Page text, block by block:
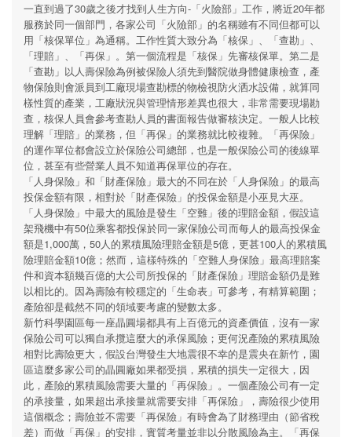
一直到過了30歲之後才找到人生方向-「火險部」工作，將近20年都
服務於同一個部門，各家公司「火險部」的名稱雖有不同但都可以
用「核保單位」為通稱。工作性質大致分為「核保」、「查勘」、
「理賠」、「再保」。第一個流程是「核保」先審核保單。第二是
「查勘」以人壽保險為例被保險人須先到醫院做身體健康檢查，產
物保險則會派員到工廠現場查勘標的物檢視防火洒水設備，就算同
樣性質的產業，工廠狀況與管理情形差異也很大，非常需要現場勘
查，核保人員會參考查勘人員的書面報告做審核決定。一般人比較
理解「理賠」的業務，但「再保」的業務就比較複雜。「再保險」
的運作單位都會設立於保險公司總部，也是一般保險公司的後線單
位，甚至有些營業人員不知道再保單位的存在。
「人身保險」和「財產保險」最大的不同在於「人身保險」的最高
投保金額有限，相對於「財產保險」的投保金額是小巫見大巫。
「人身保險」中最大的風險是發生「空難」後的理賠金額，假設這
架飛機中有50位乘客都投保於同一家保險公司而每人的最高投保金
額是1,000萬，50人的累積風險理賠金額是5億，更甚100人的累積風
險理賠金額10億；然而，這樣特殊的「空難人身保險」最高理賠案
件和資本額幾百億的大公司所投保的「財產保險」理賠金額仍是難
以相比的。因為壽險有較穩定的「生命表」可參考，有精算範圍；
產險卻是截然不同的領域要考慮的變數太多。
新竹科學園區每一座晶圓場都具有上百億元的資產價值，沒有一家
保險公司可以獨自承攬這麼大的承保風險；更何況產險的累積風險
相對比壽險更大，假設台灣發生大地震很不幸的是震央在新竹，園
區這麼多家公司的晶圓廠如果都受損，累積的損失一定很大，因
此，產險的累積風險需要大量的「再保險」。一個產險公司有一定
的承接量，如果超出承接量就需要安排「再保險」，壽險很少使用
這個概念；壽險並不需要「再保險」有時會為了財務理由（節省稅
差）而做「再保」的安排，實質考量並非以分散風險為主。「再保